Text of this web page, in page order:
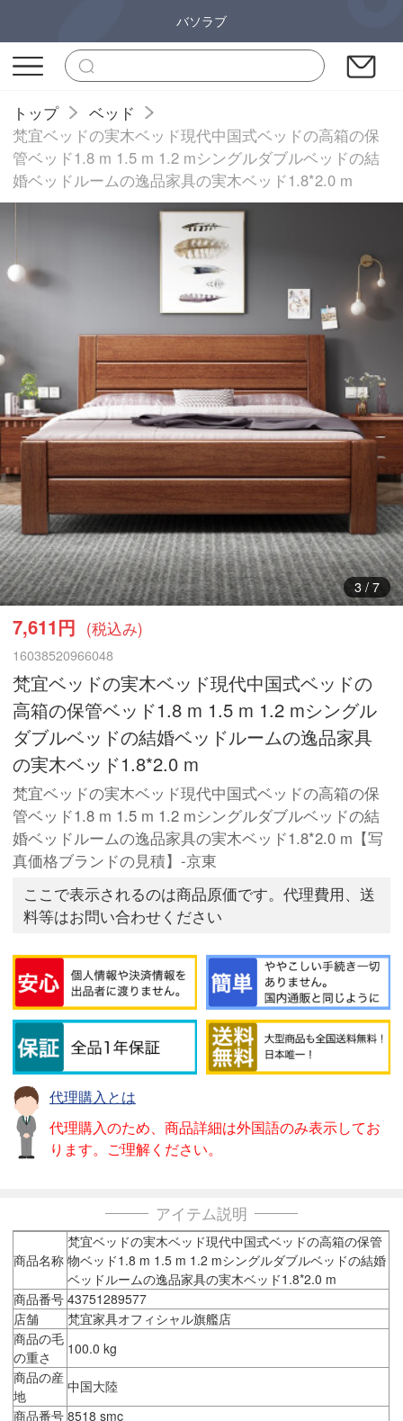
バソラブ
トップ
ベッド
梵宜ベッドの実木ベッド現代中国式ベッドの高箱の保
管ベッド1.8 m 1.5 m 1.2 mシングルダブルベッドの結
婚ベッドルームの逸品家具の実木ベッド1.8*2.0 m
4/ 7
7,611円 (税込み)
16038520966048
梵宜ベッドの実木ベッド現代中国式ベッドの
高箱の保管ベッド1.8 m 1.5 m 1.2 mシングル
ダブルベッドの結婚ベッドルームの逸品家具
の実木ベッド1.8*2.0 m
梵宜ベッドの実木ベッド現代中国式ベッドの高箱の保
管ベッド1.8 m 1.5 m 1.2 mシングルダブルベッドの結
婚ベッドルームの逸品家具の実木ベッド1.8*2.0 m【写
真価格ブランドの見積】-京東
ここで表示されるのは商品原価です。代理費用、送
料等はお問い合わせください
代理購入とは
代理購入のため、商品詳細は外国語のみ表示してお
ります。ご理解ください。
アイテム説明
商品名称
梵宜ベッドの実木ベッド現代中国式ベッドの高箱の保管
物ベッド1.8 m 1.5 m 1.2 mシングルダブルベッドの結婚
ベッドルームの逸品家具の実木ベッド1.8*2.0 m
商品番号 43751289577
店舗
梵宜家具オフィシャル旗艦店
商品の毛
の重さ
100.0 kg
商品の産
地
中国大陸
商品番号 8518 smc